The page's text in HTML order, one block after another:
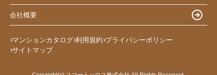
会社概要
マンションカタログ 利用規約 プライバシーポリシー
サイトマップ